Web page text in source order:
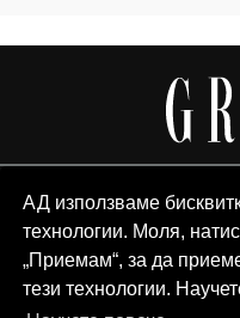
АД използваме
технологии. Моля,
„Приемам“, за да
тези технологии.